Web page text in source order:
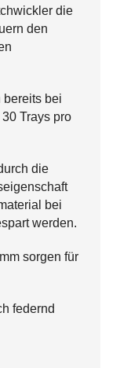
die
den
bereits bei
Trays pro
die
bei
werden.
sorgen für
federnd